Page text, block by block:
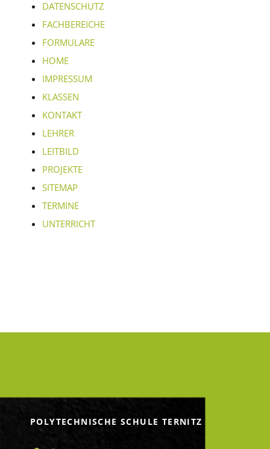
DATENSCHUTZ
FACHBEREICHE
FORMULARE
HOME
IMPRESSUM
KLASSEN
KONTAKT
LEHRER
LEITBILD
PROJEKTE
SITEMAP
TERMINE
UNTERRICHT
POLYTECHNISCHE SCHULE TERNITZ